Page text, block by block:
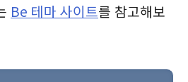
Be 테마 사이트를 참고해보